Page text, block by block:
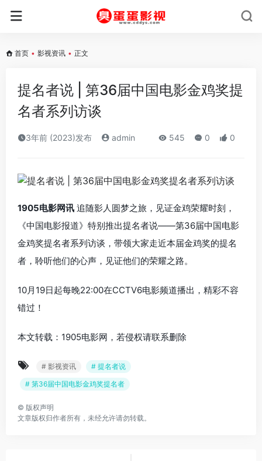
首页 • 影视资讯 • 正文
提名者说 | 第36届中国电影金鸡奖提
名者系列访谈
3年前 (2023)发布 admin 545 0 0
1905电影网讯 追随影人圆梦之旅，见证金鸡荣耀时刻，
《中国电影报道》特别推出提名者说——第36届中国电影
金鸡奖提名者系列访谈，带领大家走近本届金鸡奖的提名
者，聆听他们的心声，见证他们的荣耀之路。
10月19日起每晚22:00在CCTV6电影频道播出，精彩不容
错过！
本文转载：1905电影网，若侵权请联系删除
# 影视资讯
# 提名者说
# 第36届中国电影金鸡奖提名者
© 版权声明
文章版权归作者所有，未经允许请勿转载。